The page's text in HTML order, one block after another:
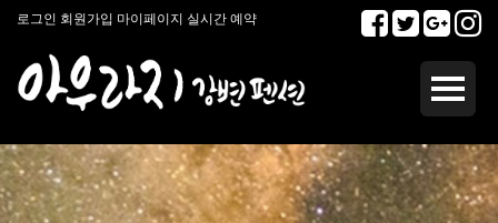
로그인 회원가입 마이페이지 실시간 예약